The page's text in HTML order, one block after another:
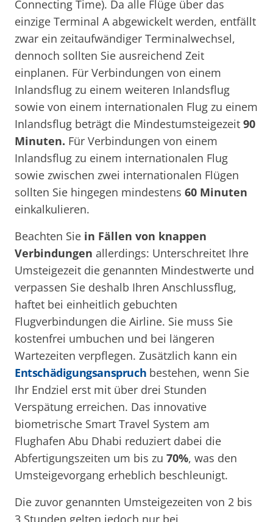
Connecting Time). Da alle Flüge über das
einzige Terminal A abgewickelt werden, entfällt
zwar ein zeitaufwändiger Terminalwechsel,
dennoch sollten Sie ausreichend Zeit
einplanen. Für Verbindungen von einem
Inlandsflug zu einem weiteren Inlandsflug
sowie von einem internationalen Flug zu einem
Inlandsflug beträgt die Mindestumsteigezeit 90
Minuten. Für Verbindungen von einem
Inlandsflug zu einem internationalen Flug
sowie zwischen zwei internationalen Flügen
sollten Sie hingegen mindestens 60 Minuten
einkalkulieren.
Beachten Sie in Fällen von knappen
Verbindungen allerdings: Unterschreitet Ihre
Umsteigezeit die genannten Mindestwerte und
verpassen Sie deshalb Ihren Anschlussflug,
haftet bei einheitlich gebuchten
Flugverbindungen die Airline. Sie muss Sie
kostenfrei umbuchen und bei längeren
Wartezeiten verpflegen. Zusätzlich kann ein
Entschädigungsanspruch bestehen, wenn Sie
Ihr Endziel erst mit über drei Stunden
Verspätung erreichen. Das innovative
biometrische Smart Travel System am
Flughafen Abu Dhabi reduziert dabei die
Abfertigungszeiten um bis zu 70%, was den
Umsteigevorgang erheblich beschleunigt.
Die zuvor genannten Umsteigezeiten von 2 bis
3 Stunden gelten jedoch nur bei